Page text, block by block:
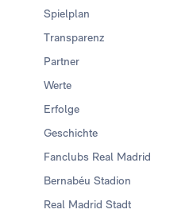
Spielplan
Transparenz
Partner
Werte
Erfolge
Geschichte
Fanclubs Real Madrid
Bernabéu Stadion
Real Madrid Stadt